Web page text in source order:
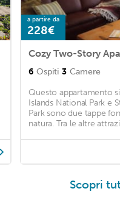
a partire da
228€
Cozy Two-Story
6 Ospiti 3 Camere
Questo appartamento
Islands National Park e
Park sono due tappe
natura. Tra le altre
Scopri